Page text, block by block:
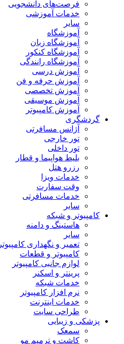
فرصت‌های دانشجویی
خدمات آموزشی
سایر
آموزشگاه
آموزشگاه زبان
آموزشگاه کنکور
آموزشگاه رانندگی
آموزش درسی
آموزش حرفه و فن
آموزش تخصصی
آموزش موسیقی
آموزش کامپیوتر
گردشگری
آژانس مسافرتی
تور خارجی
تور داخلی
بلیط هواپیما و قطار
رزرو هتل
خدمات ویزا
وقت سفارت
خدمات مسافرتی
سایر
کامپیوتر و شبکه
هاستینگ و دامنه
سایر
تعمیر و نگهداری کامپیوتر
کامپیوتر و قطعات
لوازم جانبی کامپیوتر
پرینتر و اسکنر
خدمات شبکه
نرم افزار کامپیوتر
خدمات اینترنت
طراحی سایت
پزشکی و زیبایی
سمعک
کاشت و ترمیم مو